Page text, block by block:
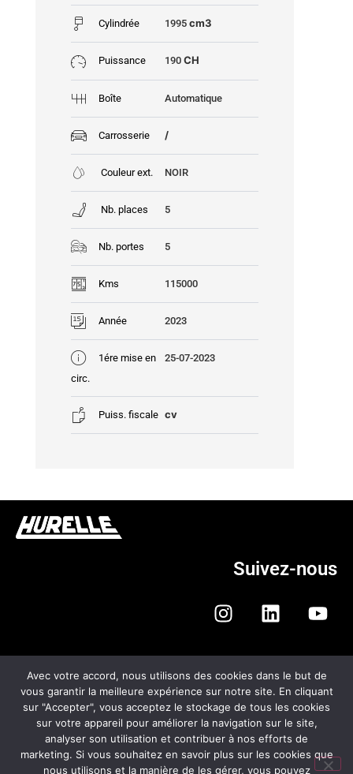
Cylindrée 1995cm3
Puissance 190CH
Boîte Automatique
Carrosserie /
Couleur ext. NOIR
Nb. places 5
Nb. portes 5
Kms 115000
Année 2023
1ére mise en
circ.
25-07-2023
Puiss. fiscale cv
Suivez-nous
HURELLE AUTOMOBILES
CGV
Avec votre accord, nous utilisons des cookies dans le but de
vous garantir la meilleure expérience sur notre site. En cliquant
sur "Accepter", vous acceptez le stockage de tous les cookies
sur votre appareil pour améliorer la navigation sur le site,
analyser son utilisation et contribuer à nos efforts de
marketing. Si vous souhaitez en savoir plus sur les cookies que
nous utilisons et la manière de les gérer, vous pouvez